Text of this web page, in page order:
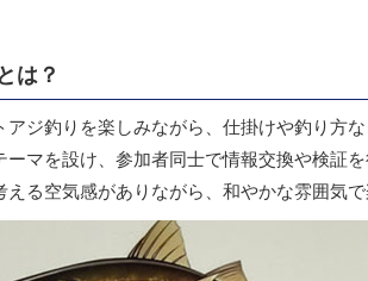
は？
ジ釣りを楽しみながら、仕掛けや釣り方
ーマを設け、参加者同士で情報交換や検証
る空気感がありながら、和やかな雰囲気で